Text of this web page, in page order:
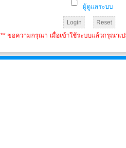
ผู้ดูแลระบบ
** ขอความกรุณา เมื่อเข้าใช้ระบบแล้วกรุณาเ